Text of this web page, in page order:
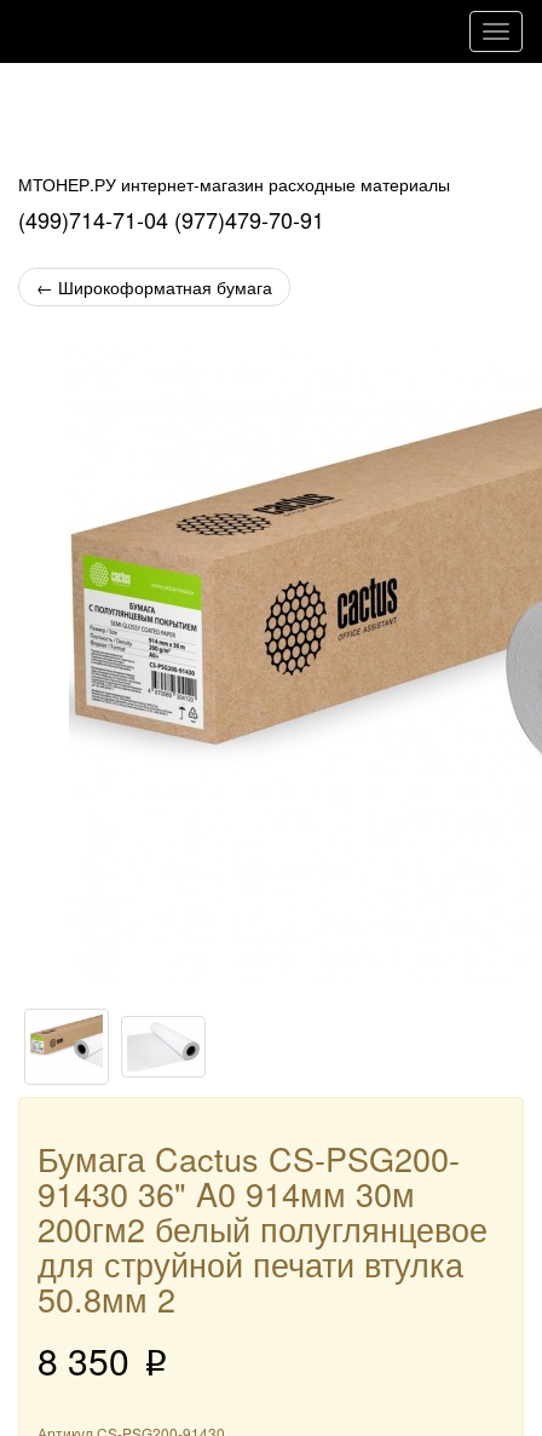
МТОНЕР.РУ интернет-магазин расходные материалы
(499)714-71-04 (977)479-70-91
← Широкоформатная бумага
Бумага Cactus CS-PSG200-
91430 36" A0 914мм 30м
200гм2 белый полуглянцевое
для струйной печати втулка
50.8мм 2
8 350 p